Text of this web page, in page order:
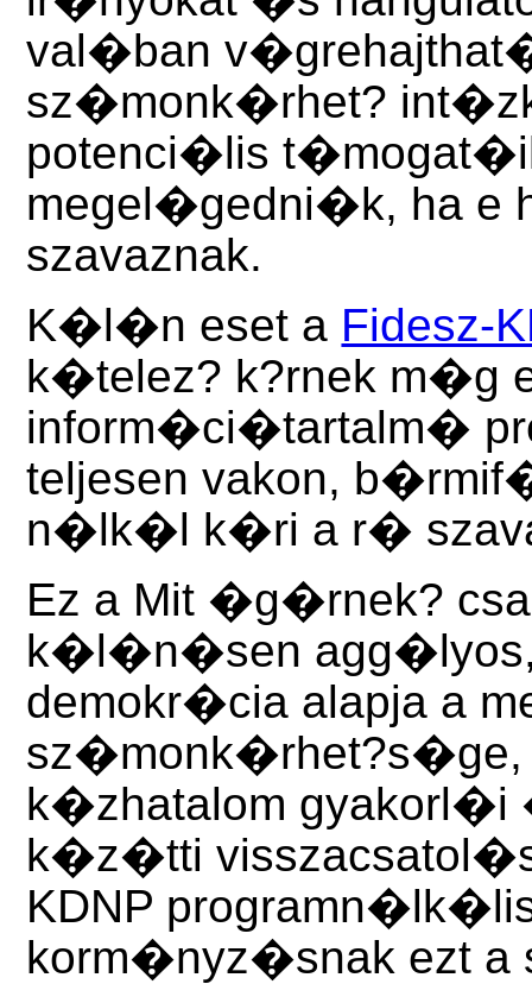
val�ban
sz�monk�rhet?
potenci�lis
megel�gedni�k, ha e
szavaznak.
K�l�n eset a Fidesz-
k�telez? k?rnek m�g
inform�ci�tartalm�
teljesen vakon,
n�lk�l k�ri a r�
Ez a Mit �g�rnek?
k�l�n�sen agg�lyos,
demokr�cia alapja a
sz�monk�rhet?s�ge,
k�zhatalom
k�z�tti visszacsatol�s
KDNP
korm�nyz�snak ezt a